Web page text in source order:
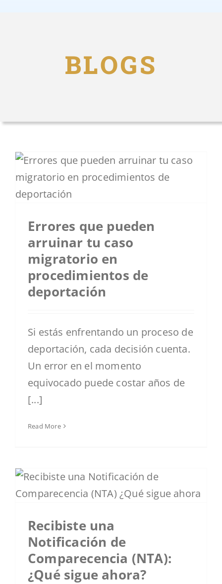
BLOGS
Errores que pueden
arruinar tu caso
migratorio en
procedimientos de
deportación
Si estás enfrentando un proceso de
deportación, cada decisión cuenta.
Un error en el momento
equivocado puede costar años de
[...]
Read More
Recibiste una
Notificación de
Comparecencia (NTA):
¿Qué sigue ahora?